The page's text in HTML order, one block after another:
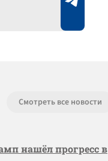
Смотреть все новости
нашёл прогресс в